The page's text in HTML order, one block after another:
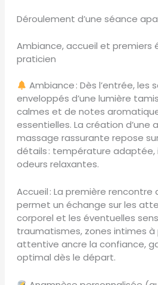
Déroulement d’une séance
Ambiance, accueil et premiers
praticien
Ambiance : Dès l’entrée, les
enveloppés d’une lumière
calmes et de notes
essentielles. La création d’une
massage rassurante repose
détails : température adaptée,
odeurs relaxantes.
Accueil : La première rencontre
permet un échange sur les
corporel et les éventuelles
traumatismes, zones intimes à
attentive ancre la confiance,
optimal dès le départ.